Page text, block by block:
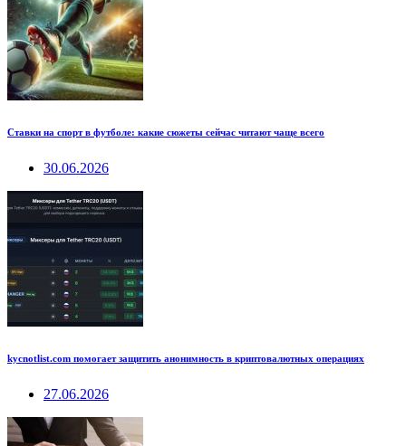
Ставки на спорт в футболе: какие сюжеты сейчас читают чаще всего
30.06.2026
kycnotlist.com помогает защитить анонимность в криптовалютных операциях
27.06.2026